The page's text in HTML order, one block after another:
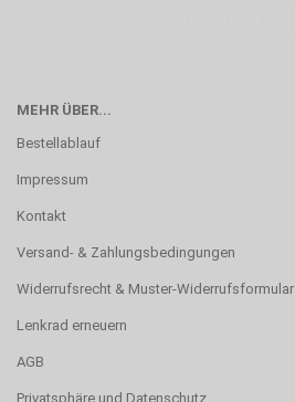
MEHR ÜBER...
Bestellablauf
Impressum
Kontakt
Versand- & Zahlungsbedingungen
Widerrufsrecht & Muster-Widerrufsformular
Lenkrad erneuern
AGB
Privatsphäre und Datenschutz